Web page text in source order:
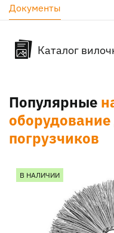
Документы
Каталог
Популярные
погрузчиков
В НАЛИЧИИ